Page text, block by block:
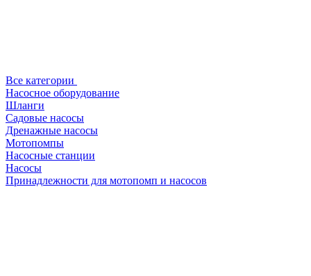
Все категории
Насосное оборудование
Шланги
Садовые насосы
Дренажные насосы
Мотопомпы
Насосные станции
Насосы
Принадлежности для мотопомп и насосов